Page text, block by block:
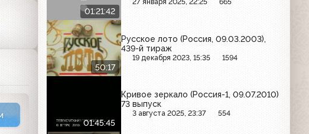
01:21:42
50:17
Русское лото (Россия, 09.03.2003),
439-й тираж
19 декабря 2023, 15:35 1594
01:45:45
Кривое зеркало (Россия-1, 09.07.2010)
73 выпуск
3 августа 2025, 23:37 554